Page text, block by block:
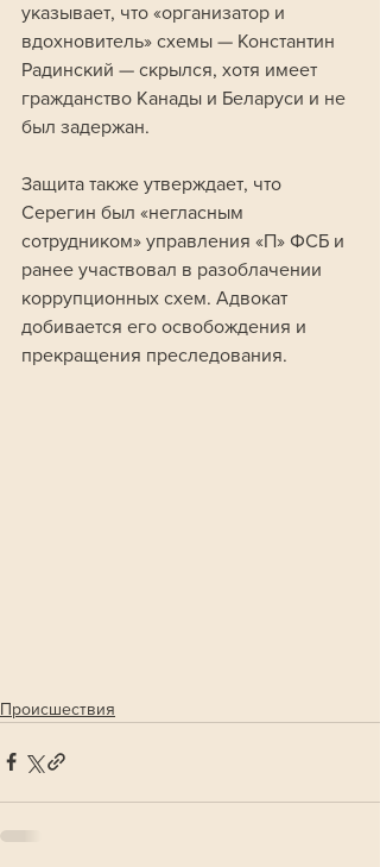
указывает, что «организатор и
вдохновитель» схемы — Константин
Радинский — скрылся, хотя имеет
гражданство Канады и Беларуси и не
был задержан.
Защита также утверждает, что
Серегин был «негласным
сотрудником» управления «П» ФСБ и
ранее участвовал в разоблачении
коррупционных схем. Адвокат
добивается его освобождения и
прекращения преследования.
Происшествия